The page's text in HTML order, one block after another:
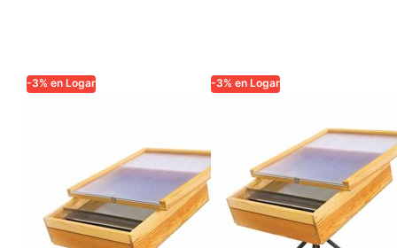
-3% en Logar
rectangular para
gas, acero
inoxidable
-3% en Logar
cera a vapor
Logar
rectangular para
gas, acero
inoxidable